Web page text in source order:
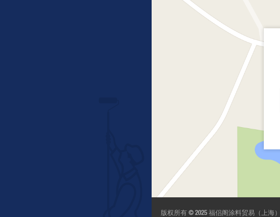
版权所有 © 2025 福侣阁涂料贸易（上海